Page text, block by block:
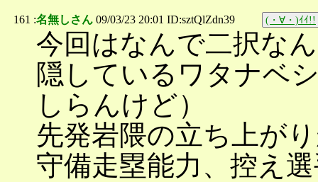
161 :名無しさん 09/03/23 20:01 ID:sztQlZdn39 (・∀・)ｲｲ!!
今回はなんで二択な
隠しているワタナベ
しらんけど）
先発岩隈の立ち上が
守備走塁能力、控え